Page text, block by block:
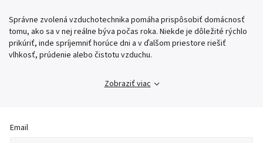
Správne zvolená vzduchotechnika pomáha prispôsobiť domácnosť
tomu, ako sa v nej reálne býva počas roka. Niekde je dôležité rýchlo
prikúriť, inde spríjemniť horúce dni a v ďalšom priestore riešiť
vlhkosť, prúdenie alebo čistotu vzduchu.
Zobraziť viac
Email